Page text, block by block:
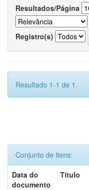
Resultados/Página
Registro(s)
Resultado 1-1 de 1.
Conjunto de itens:
Data do
documento
Título